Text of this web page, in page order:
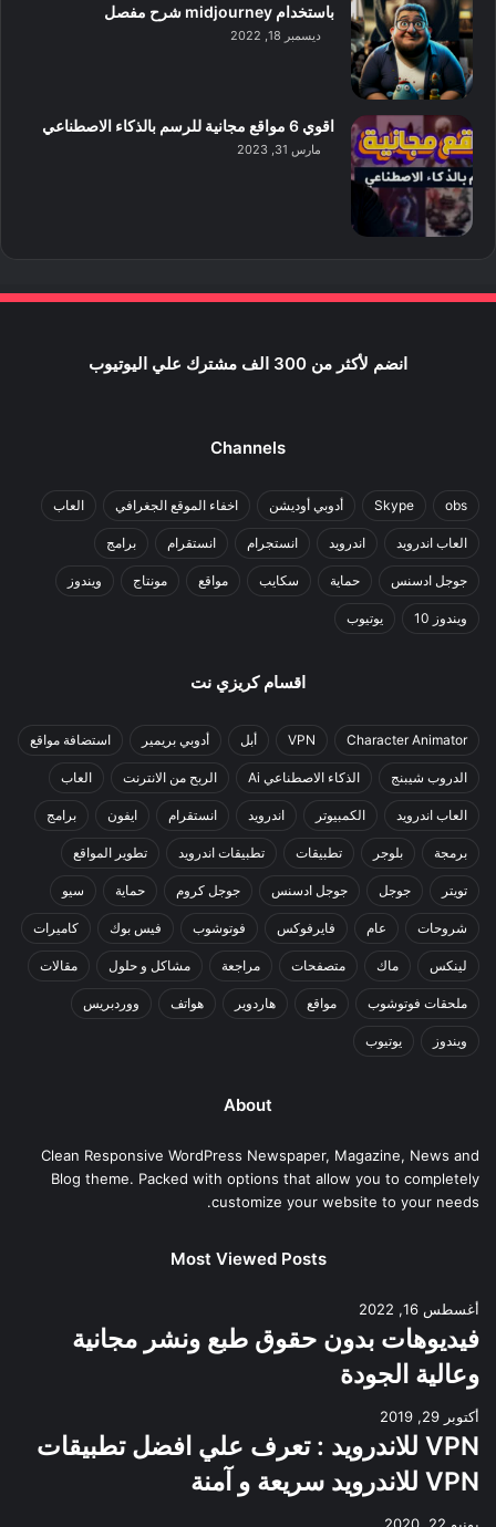
باستخدام midjourney شرح مفصل
ديسمبر 18, 2022
اقوي 6 مواقع مجانية للرسم بالذكاء الاصطناعي
مارس 31, 2023
انضم لأكثر من 300 الف مشترك علي اليوتيوب
Channels
obs
Skype أدوبي أوديشن اخفاء الموقع الجغرافي العاب
العاب اندرويد اندرويد انستجرام انستقرام برامج
جوجل ادسنس حماية سكايب مواقع مونتاج ويندوز
ويندوز 10 يوتيوب
اقسام كريزي نت
Character Animator
VPN أبل أدوبي بريمير استضافة مواقع
الدروب شيبنج الذكاء الاصطناعي Ai الربح من الانترنت العاب
العاب اندرويد الكمبيوتر اندرويد انستقرام ايفون برامج
برمجة بلوجر تطبيقات تطبيقات اندرويد تطوير المواقع
تويتر جوجل جوجل ادسنس جوجل كروم حماية سيو
شروحات عام فايرفوكس فوتوشوب فيس بوك كاميرات
لينكس ماك متصفحات مراجعة مشاكل و حلول مقالات
ملحقات فوتوشوب مواقع هاردوير هواتف ووردبريس
ويندوز يوتيوب
About
Clean Responsive WordPress Newspaper, Magazine, News and
Blog theme. Packed with options that allow you to completely
customize your website to your needs.
Most Viewed Posts
أغسطس 16, 2022
فيديوهات بدون حقوق طبع ونشر مجانية
وعالية الجودة
أكتوبر 29, 2019
VPN للاندرويد : تعرف علي افضل تطبيقات
VPN للاندرويد سريعة و آمنة